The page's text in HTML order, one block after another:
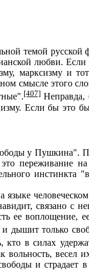
темой русской
любви.
марксизму и
смысле этого
[407]Неправда,
Если бы это
у Пушкина".
переживание на
инстинкта
связано с
ее
дышит только
в силах
вольность,
и страдает